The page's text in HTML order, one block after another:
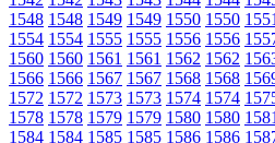
1548 1548 1549 1549 1550 1550
1554 1554 1555 1555 1556 1556
1560 1560 1561 1561 1562 1562
1566 1566 1567 1567 1568 1568
1572 1572 1573 1573 1574 1574
1578 1578 1579 1579 1580 1580
1584 1584 1585 1585 1586 1586